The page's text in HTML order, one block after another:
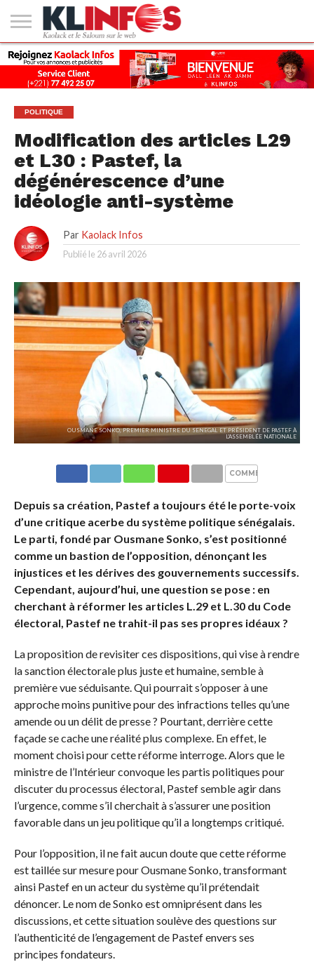
#2
(PAS
DE
TITRE)
KAOLACK
POLITIQUE
ECONOMIE
SOCIÉTÉ
CULTURE
PEOPLE
SPORT
SANTÉ
AFRIQUE
INTERNATIONAL
EMPLOI &
FORMATION
POLITIQUE
Modification des articles L29
et L30 : Pastef, la
dégénérescence d’une
idéologie anti-système
Par Kaolack Infos
Publié le 26 avril 2026
OUSMANE SONKO, PREMIER MINISTRE DU SENEGAL ET PRÉSIDENT DE PASTEF À
L'ASSEMBLÉE NATIONALE
COMMENTAIRES
Depuis sa création, Pastef a toujours été le porte-voix
d’une critique acerbe du système politique sénégalais.
Le parti, fondé par Ousmane Sonko, s’est positionné
comme un bastion de l’opposition, dénonçant les
injustices et les dérives des gouvernements successifs.
Cependant, aujourd’hui, une question se pose : en
cherchant à réformer les articles L.29 et L.30 du Code
électoral, Pastef ne trahit-il pas ses propres idéaux ?
La proposition de revisiter ces dispositions, qui vise à rendre
la sanction électorale plus juste et humaine, semble à
première vue séduisante. Qui pourrait s’opposer à une
approche moins punitive pour des infractions telles qu’une
amende ou un délit de presse ? Pourtant, derrière cette
façade se cache une réalité plus complexe. En effet, le
moment choisi pour cette réforme interroge. Alors que le
ministre de l’Intérieur convoque les partis politiques pour
discuter du processus électoral, Pastef semble agir dans
l’urgence, comme s’il cherchait à s’assurer une position
favorable dans un jeu politique qu’il a longtemps critiqué.
Pour l’opposition, il ne fait aucun doute que cette réforme
est taillée sur mesure pour Ousmane Sonko, transformant
ainsi Pastef en un acteur du système qu’il prétendait
dénoncer. Le nom de Sonko est omniprésent dans les
discussions, et cette situation soulève des questions sur
l’authenticité de l’engagement de Pastef envers ses
principes fondateurs.